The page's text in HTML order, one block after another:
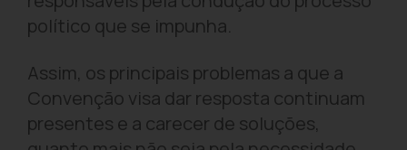
político que se impunha.
Assim, os principais problemas a que a
Convenção visa dar resposta continuam
presentes e a carecer de soluções,